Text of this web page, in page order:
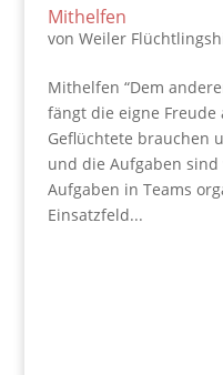
Mithelfen
von Weiler
Mithelfen “Dem
fängt die eigne Freude
Geflüchtete brauchen
und die Aufgaben
Aufgaben in Teams
Einsatzfeld...